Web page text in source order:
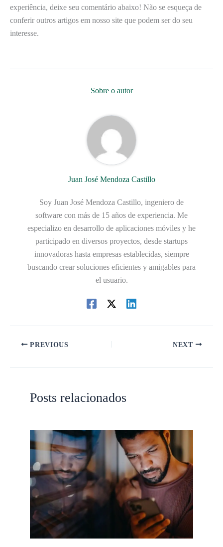
experiência, deixe seu comentário abaixo! Não se esqueça de
conferir outros artigos em nosso site que podem ser do seu
interesse.
Sobre o autor
Juan José Mendoza Castillo
Soy Juan José Mendoza Castillo, ingeniero de
software con más de 15 años de experiencia. Me
especializo en desarrollo de aplicaciones móviles y he
participado en diversos proyectos, desde startups
innovadoras hasta empresas establecidas, siempre
buscando crear soluciones eficientes y amigables para
el usuario.
PREVIOUS NEXT
Posts relacionados